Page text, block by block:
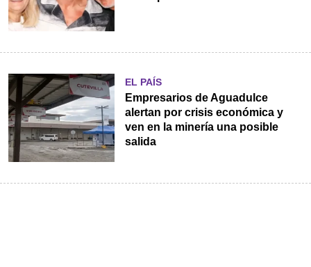
EL PAÍS
Empresarios de Aguadulce
alertan por crisis económica y
ven en la minería una posible
salida